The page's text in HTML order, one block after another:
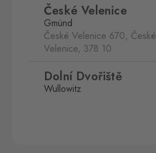
České Velenice
Gmünd
České Velenice 670, České
Velenice, 378 10
Dolní Dvořiště
Wullowitz